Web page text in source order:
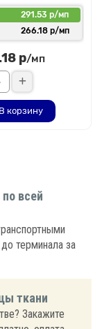
291.53 р/мп
266.18 р/мп
р/мп
В корзину
всей
терминала за
ткани
Закажите